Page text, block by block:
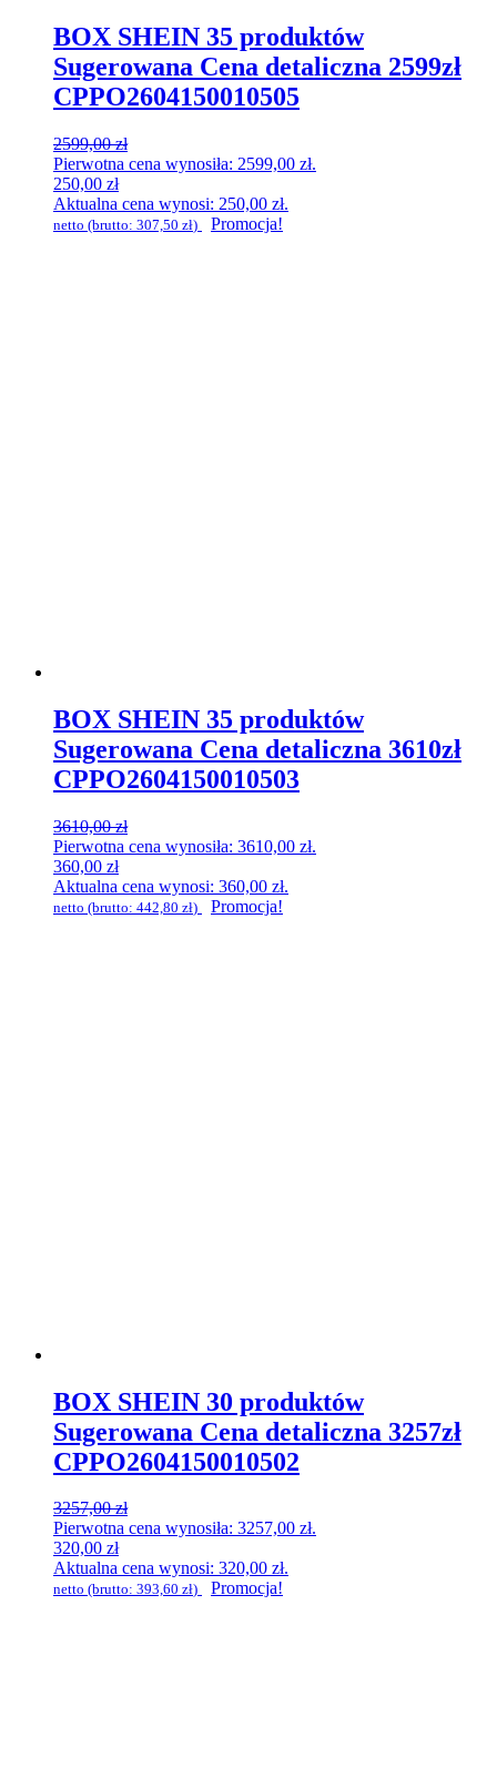
BOX SHEIN 35 produktów
Sugerowana Cena detaliczna 2599zł
CPPO2604150010505
2599,00zł
Pierwotna cena wynosiła: 2599,00 zł.
250,00 zł
Aktualna cena wynosi: 250,00 zł.
netto (brutto: 307,50 zł) Promocja!
BOX SHEIN 35 produktów
Sugerowana Cena detaliczna 3610zł
CPPO2604150010503
3610,00zł
Pierwotna cena wynosiła: 3610,00 zł.
360,00 zł
Aktualna cena wynosi: 360,00 zł.
netto (brutto: 442,80 zł) Promocja!
BOX SHEIN 30 produktów
Sugerowana Cena detaliczna 3257zł
CPPO2604150010502
3257,00zł
Pierwotna cena wynosiła: 3257,00 zł.
320,00 zł
Aktualna cena wynosi: 320,00 zł.
netto (brutto: 393,60 zł) Promocja!